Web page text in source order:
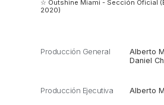
☆ Outshine Miami - Sección Oficial
2020)
Producción General
Alberto
Daniel
Producción Ejecutiva Alberto